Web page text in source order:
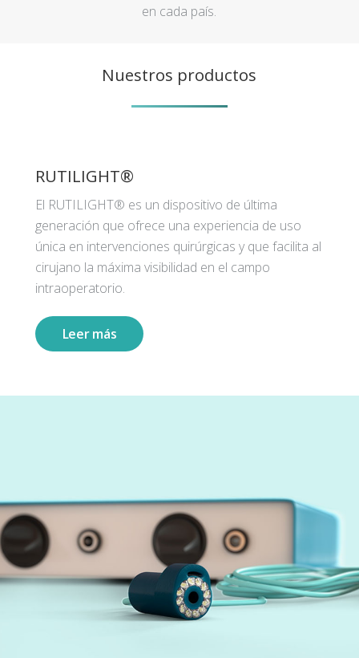
en cada país.
Nuestros productos
RUTILIGHT®
El RUTILIGHT® es un dispositivo de última
generación que ofrece una experiencia de uso
única en intervenciones quirúrgicas y que facilita al
cirujano la máxima visibilidad en el campo
intraoperatorio.
Leer más